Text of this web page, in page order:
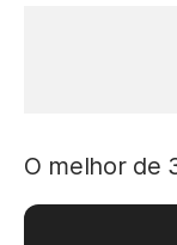
O melhor de